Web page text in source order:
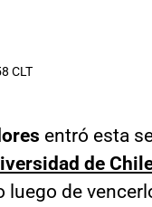
CLT
entró esta
de
luego de